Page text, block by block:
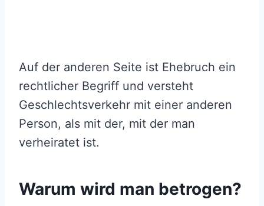
Auf der anderen Seite ist Ehebruch ein
rechtlicher Begriff und versteht
Geschlechtsverkehr mit einer anderen
Person, als mit der, mit der man
verheiratet ist.
Warum wird man betrogen?